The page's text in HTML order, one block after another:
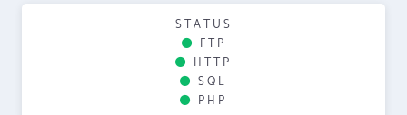
STATUS
FTP
HTTP
SQL
PHP